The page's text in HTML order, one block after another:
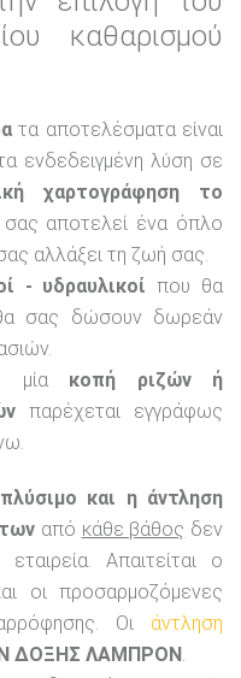
καθαρισμού
τα αποτελέσματα είναι
ενδεδειγμένη λύση σε
χαρτογράφηση το
αποτελεί ένα όπλο
αλλάξει τη ζωή σας.
- υδραυλικοί που θα
σας δώσουν δωρεάν
μία κοπή ριζών ή
παρέχεται εγγράφως
και η άντληση
από κάθε βάθος δεν
Απαιτείται ο
οι προσαρμοζόμενες
Οι άντληση
ΔΟΞΗΣ ΛΑΜΠΡΟΝ.